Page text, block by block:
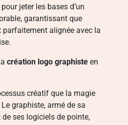
jeter les bases d’un
garantissant que
parfaitement alignée avec la
création logo graphiste en
créatif que la magie
graphiste, armé de sa
ses logiciels de pointe,